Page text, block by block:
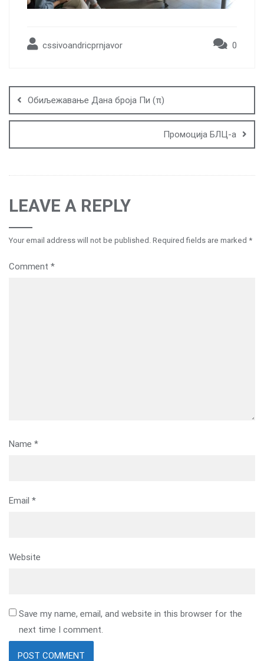
cssivoandricprnjavor 0
navigation
Обиљежавање Дана броја Пи (π)
Промоција БЛЦ-а
LEAVE A REPLY
Your email address will not be published. Required fields are marked *
Comment *
Name *
Email *
Website
Save my name, email, and website in this browser for the
next time I comment.